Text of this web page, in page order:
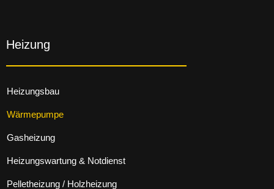
Heizung
Heizungsbau
Wärmepumpe
Gasheizung
Heizungswartung & Notdienst
Pelletheizung / Holzheizung